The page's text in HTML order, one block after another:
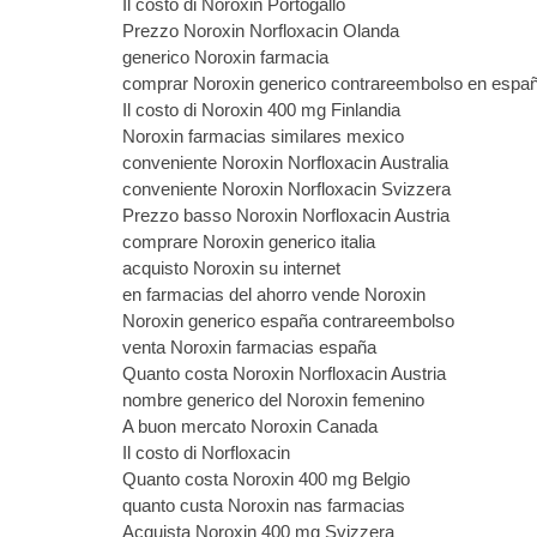
Il costo di Noroxin Portogallo
Prezzo Noroxin Norfloxacin Olanda
generico Noroxin farmacia
comprar Noroxin generico contrareembolso en
Il costo di Noroxin 400 mg Finlandia
Noroxin farmacias similares mexico
conveniente Noroxin Norfloxacin Australia
conveniente Noroxin Norfloxacin Svizzera
Prezzo basso Noroxin Norfloxacin Austria
comprare Noroxin generico italia
acquisto Noroxin su internet
en farmacias del ahorro vende Noroxin
Noroxin generico españa contrareembolso
venta Noroxin farmacias españa
Quanto costa Noroxin Norfloxacin Austria
nombre generico del Noroxin femenino
A buon mercato Noroxin Canada
Il costo di Norfloxacin
Quanto costa Noroxin 400 mg Belgio
quanto custa Noroxin nas farmacias
Acquista Noroxin 400 mg Svizzera